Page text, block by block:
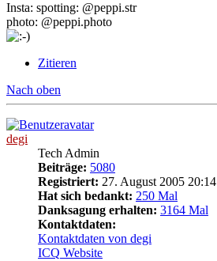
Insta: spotting: @peppi.str
photo: @peppi.photo
Zitieren
Nach oben
degi
Tech Admin
Beiträge: 5080
Registriert: 27. August 2005 20:14
Hat sich bedankt: 250 Mal
Danksagung erhalten: 3164 Mal
Kontaktdaten:
Kontaktdaten von degi
ICQ Website